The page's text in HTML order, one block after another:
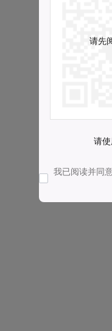
请先
请
我已阅读并同